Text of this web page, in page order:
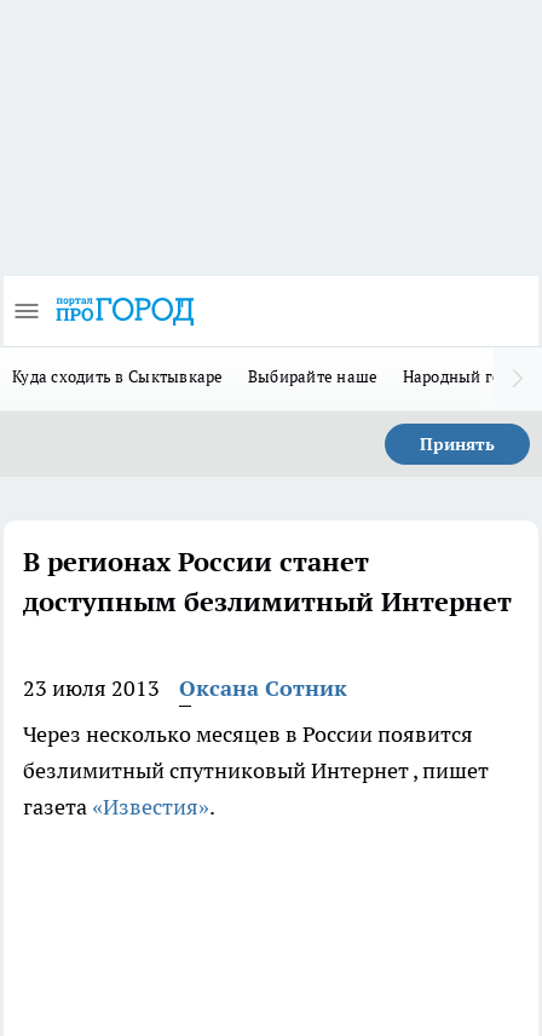
Куда сходить в Сыктывкаре Выбирайте наше Народный герой-
Принять
В регионах России станет
доступным безлимитный Интернет
23 июля 2013
Оксана Сотник
Через несколько месяцев в России появится
безлимитный спутниковый Интернет , пишет
газета «Известия».